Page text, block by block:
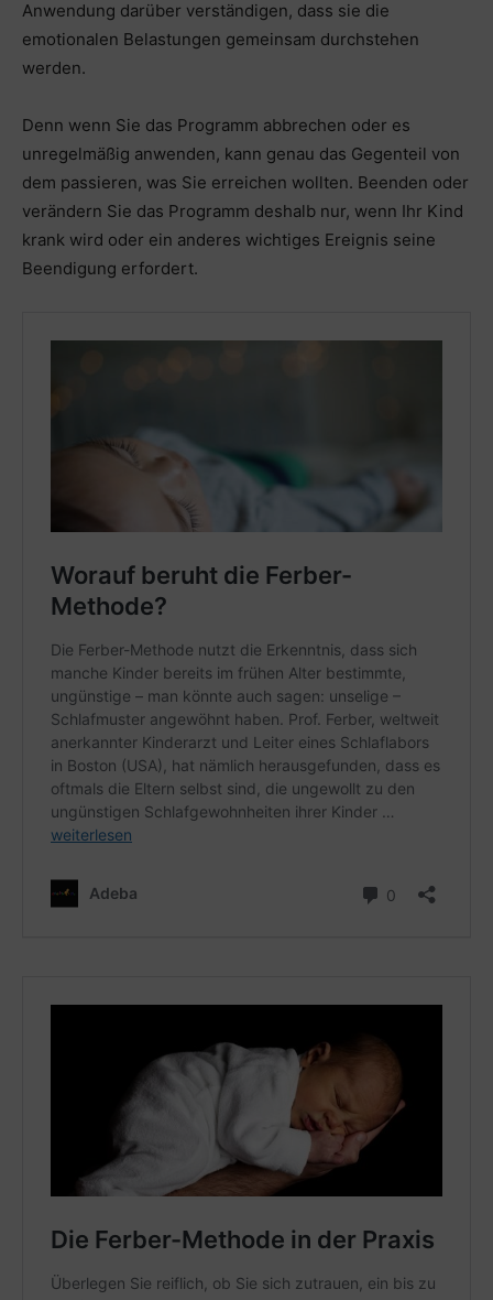
Anwendung darüber verständigen, dass sie die
emotionalen Belastungen gemeinsam durchstehen
werden.
Denn wenn Sie das Programm abbrechen oder es
unregelmäßig anwenden, kann genau das Gegenteil von
dem passieren, was Sie erreichen wollten. Beenden oder
verändern Sie das Programm deshalb nur, wenn Ihr Kind
krank wird oder ein anderes wichtiges Ereignis seine
Beendigung erfordert.